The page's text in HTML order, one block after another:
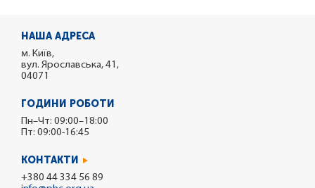
НАША АДРЕСА
м. Київ,
вул. Ярославська, 41,
04071
ГОДИНИ РОБОТИ
Пн–Чт: 09:00–18:00
Пт: 09:00-16:45
КОНТАКТИ
+380 44 334 56 89